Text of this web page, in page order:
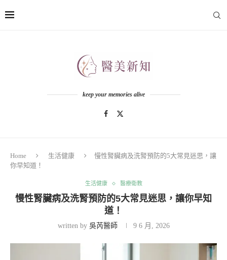
keep your memories alive
Home 生活健康
慢性腎臟病及洗腎預防的5大常見迷思，讓
你早知道！
生活健康 醫療衛教
慢性腎臟病及洗腎預防的5大常見迷思，讓你早知
道！
written by 吳芮醫師 9 6 月, 2026